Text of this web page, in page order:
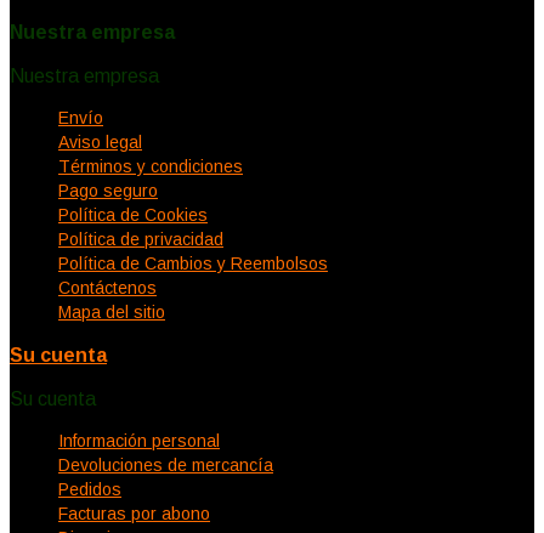
Nuestra empresa
Nuestra empresa
Envío
Aviso legal
Términos y condiciones
Pago seguro
Política de Cookies
Política de privacidad
Política de Cambios y Reembolsos
Contáctenos
Mapa del sitio
Su cuenta
Su cuenta
Información personal
Devoluciones de mercancía
Pedidos
Facturas por abono